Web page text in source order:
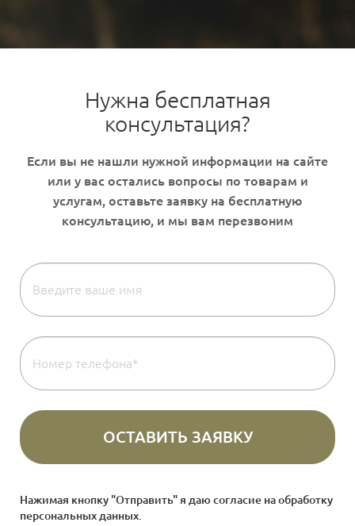
Нужна бесплатная
консультация?
Нажимая кнопку "Отправить" я даю согласие наобработку
персональных данных